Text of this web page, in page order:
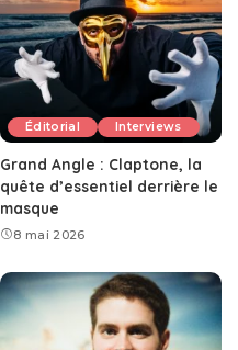
Éditorial Interviews
Grand Angle : Claptone, la
quête d’essentiel derrière le
masque
8 mai 2026